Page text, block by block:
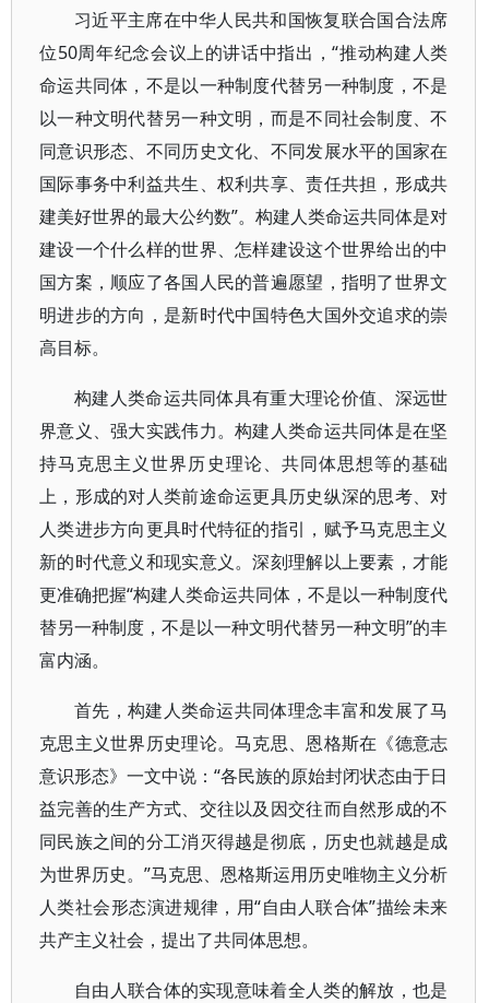
习近平主席在中华人民共和国恢复联合国合法席
位50周年纪念会议上的讲话中指出，“推动构建人类
命运共同体，不是以一种制度代替另一种制度，不是
以一种文明代替另一种文明，而是不同社会制度、不
同意识形态、不同历史文化、不同发展水平的国家在
国际事务中利益共生、权利共享、责任共担，形成共
建美好世界的最大公约数”。构建人类命运共同体是对
建设一个什么样的世界、怎样建设这个世界给出的中
国方案，顺应了各国人民的普遍愿望，指明了世界文
明进步的方向，是新时代中国特色大国外交追求的崇
高目标。
构建人类命运共同体具有重大理论价值、深远世
界意义、强大实践伟力。构建人类命运共同体是在坚
持马克思主义世界历史理论、共同体思想等的基础
上，形成的对人类前途命运更具历史纵深的思考、对
人类进步方向更具时代特征的指引，赋予马克思主义
新的时代意义和现实意义。深刻理解以上要素，才能
更准确把握“构建人类命运共同体，不是以一种制度代
替另一种制度，不是以一种文明代替另一种文明”的丰
富内涵。
首先，构建人类命运共同体理念丰富和发展了马
克思主义世界历史理论。马克思、恩格斯在《德意志
意识形态》一文中说：“各民族的原始封闭状态由于日
益完善的生产方式、交往以及因交往而自然形成的不
同民族之间的分工消灭得越是彻底，历史也就越是成
为世界历史。”马克思、恩格斯运用历史唯物主义分析
人类社会形态演进规律，用“自由人联合体”描绘未来
共产主义社会，提出了共同体思想。
自由人联合体的实现意味着全人类的解放，也是